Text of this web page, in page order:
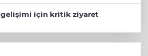
gelişimi için kritik ziyaret